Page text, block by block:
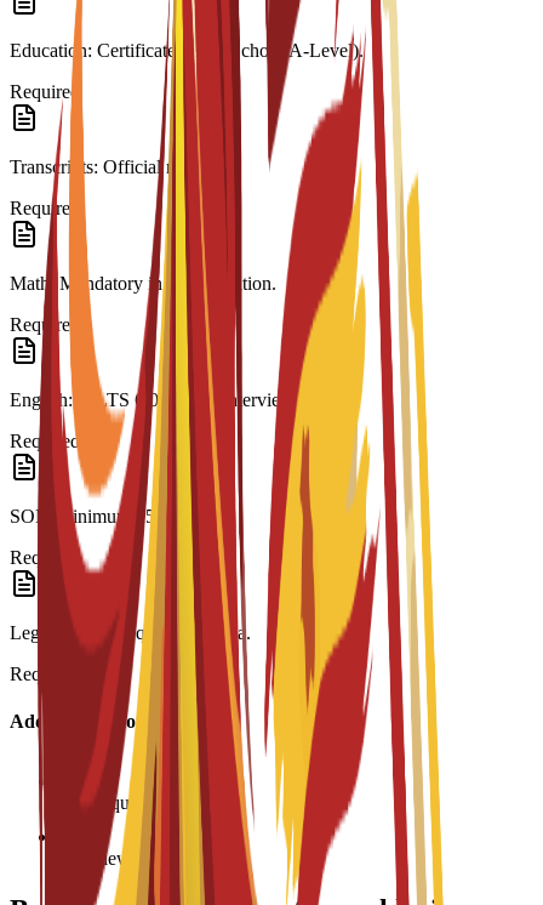
Education: Certificate (High School/A-Level).
Required
Transcripts: Official records.
Required
Math: Mandatory in last education.
Required
English: IELTS 6.0 or C3S interview.
Required
SOP: Minimum 250 words.
Required
Legalization: Required for visa.
Required
Additional Information
Age requirement: 18+
Interview required